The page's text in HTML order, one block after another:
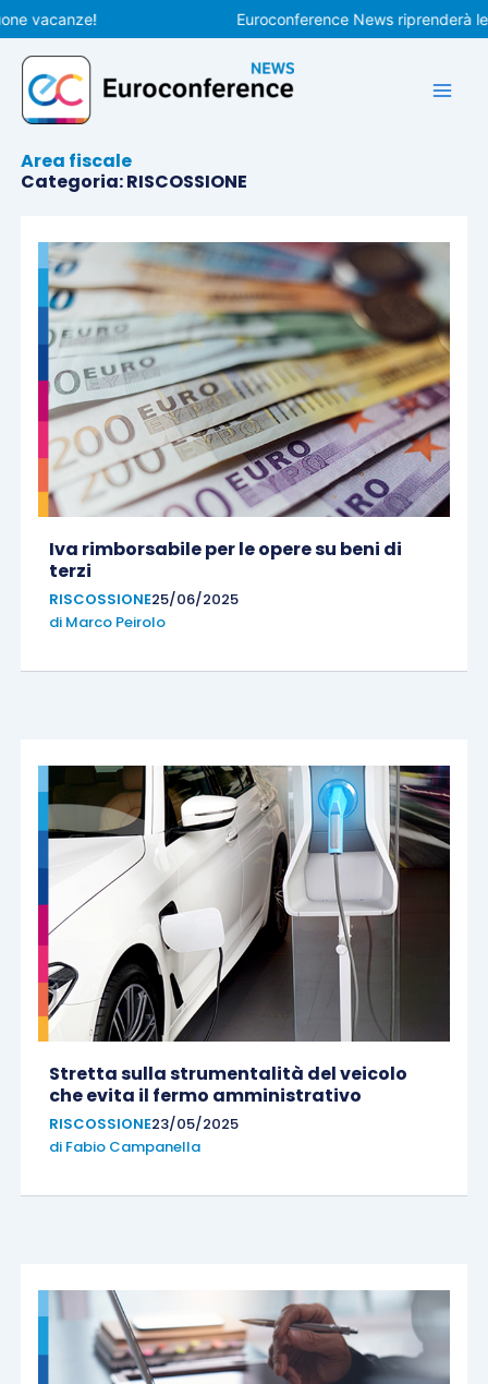
Vai
al
contenuto
Euroconference News riprenderà le
Area fiscale
Categoria: RISCOSSIONE
Iva rimborsabile per le opere su beni di
terzi
RISCOSSIONE25/06/2025
di Marco Peirolo
Stretta sulla strumentalità del veicolo
che evita il fermo amministrativo
RISCOSSIONE23/05/2025
di Fabio Campanella